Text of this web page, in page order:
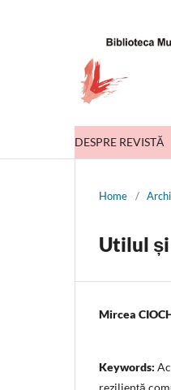
DESPRE REVISTĂ
Home /
Utilul
Mircea
Keywords: